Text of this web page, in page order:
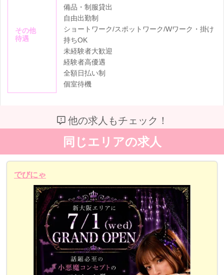
その他
待遇
備品・制服貸出
自由出勤制
ショートワーク/スポットワーク/Wワーク・掛け
持ちOK
未経験者大歓迎
経験者高優遇
全額日払い制
個室待機
他の求人もチェック！
同じエリアの求人
でびにゃ